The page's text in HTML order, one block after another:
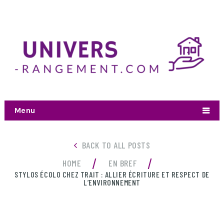
Menu
BACK TO ALL POSTS
HOME
/ EN BREF /
STYLOS ÉCOLO CHEZ TRAIT : ALLIER ÉCRITURE ET RESPECT DE
L’ENVIRONNEMENT